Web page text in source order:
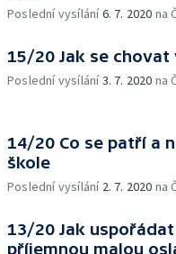
Poslední vysílání6. 7. 2020 na
15/20 Jak se chovat
Poslední vysílání3. 7. 2020 na
14/20 Co se patří a
škole
Poslední vysílání 2. 7. 2020 na
13/20 Jak uspořádat
příjemnou malou